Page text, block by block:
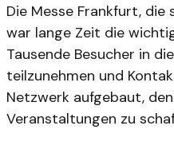
Die Messe Frankfurt,
war lange Zeit die
Tausende Besucher in
teilzunehmen und
Netzwerk aufgebaut,
Veranstaltungen zu